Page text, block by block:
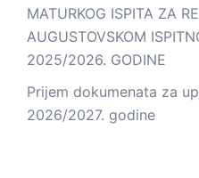
MATURKOG ISPITA ZA
AUGUSTOVSKOM
2025/2026. GODINE
Prijem dokumenata za
2026/2027. godine